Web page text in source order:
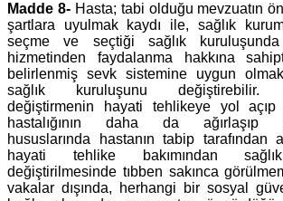
Madde 8-Hasta; tabi olduğu mevzuatın
şartlara uyulmak kaydı ile, sağlık
seçme ve seçtiği sağlık
hizmetinden faydalanma hakkına
belirlenmiş sevk sistemine uygun
sağlık kuruluşunu değiştirebilir.
değiştirmenin hayati tehlikeye yol açıp
hastalığının daha da ağırlaşıp
hususlarında hastanın tabip tarafından
hayati tehlike bakımından
değiştirilmesinde tıbben sakınca
vakalar dışında, herhangi bir sosyal